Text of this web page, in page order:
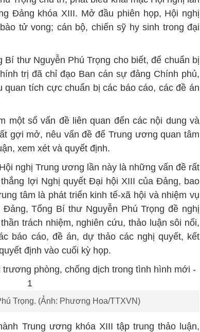
Đảng khóa XIII. Mở đầu phiên họp, Hội nghị
tử vong; cán bộ, chiến sỹ hy sinh trong đại
Bí thư Nguyễn Phú Trọng cho biết, để chuẩn bị
trị đã chỉ đạo Ban cán sự đảng Chính phủ,
tích cực chuẩn bị các báo cáo, các đề án
một số vấn đề liên quan đến các nội dung và
gợi mở, nêu vấn đề để Trung ương quan tâm
xem xét và quyết định.
nghị Trung ương lần này là những vấn đề rất
lợi Nghị quyết Đại hội XIII của Đảng, bao
tâm là phát triển kinh tế-xã hội và nhiệm vụ
Tổng Bí thư Nguyễn Phú Trọng đề nghị
trách nhiệm, nghiên cứu, thảo luận sôi nổi,
báo cáo, đề án, dự thảo các nghị quyết, kết
định vào cuối kỳ họp.
Trọng. (Ảnh: Phương Hoa/TTXVN)
Trung ương khóa XIII tập trung thảo luận,